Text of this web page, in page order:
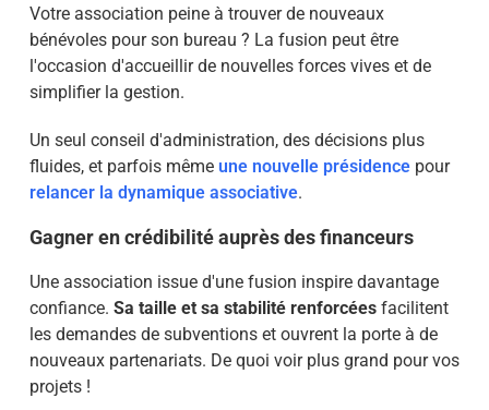
Votre association peine à trouver de nouveaux
bénévoles pour son bureau ? La fusion peut être
l'occasion d'accueillir de nouvelles forces vives et de
simplifier la gestion.
Un seul conseil d'administration, des décisions plus
fluides, et parfois même une nouvelle présidencepour
relancer la dynamique associative.
Gagner en crédibilité auprès des financeurs
Une association issue d'une fusion inspire davantage
confiance. Sa taille et sa stabilité renforcéesfacilitent
les demandes de subventions et ouvrent la porte à de
nouveaux partenariats. De quoi voir plus grand pour vos
projets !